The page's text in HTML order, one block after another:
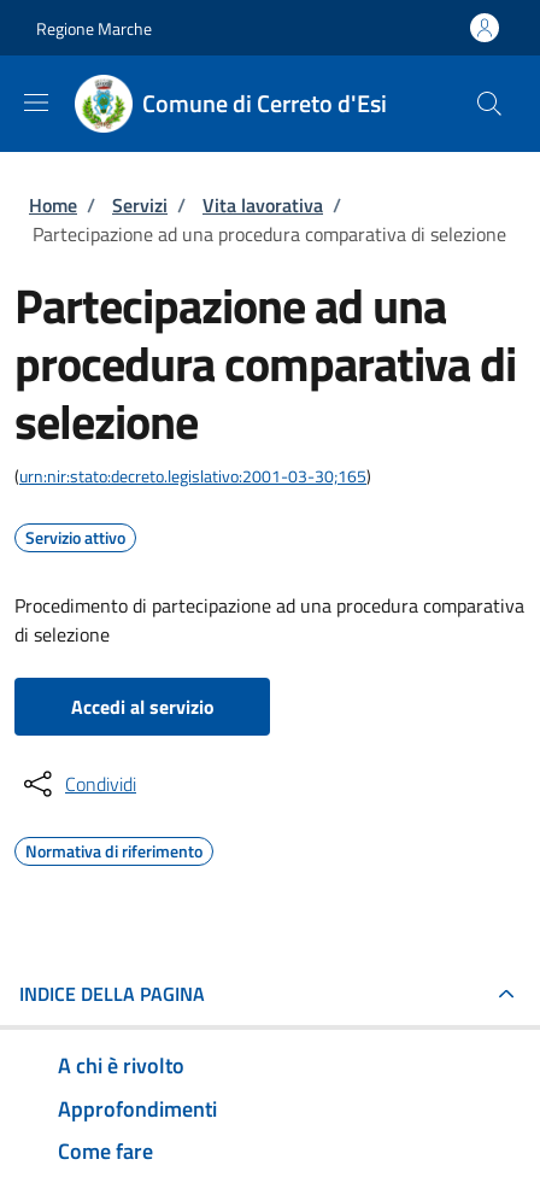
Regione Marche
Comune di Cerreto d'Esi
Briciole di pane
Home / Servizi / Vita lavorativa /
Partecipazione ad una procedura comparativa di selezione
Partecipazione ad una
procedura comparativa di
selezione
(urn:nir:stato:decreto.legislativo:2001-03-30;165)
Servizio attivo
Procedimento di partecipazione ad una procedura comparativa
di selezione
Accedi al servizio
Condividi
Normativa di riferimento
INDICE DELLA PAGINA
A chi è rivolto
Approfondimenti
Come fare